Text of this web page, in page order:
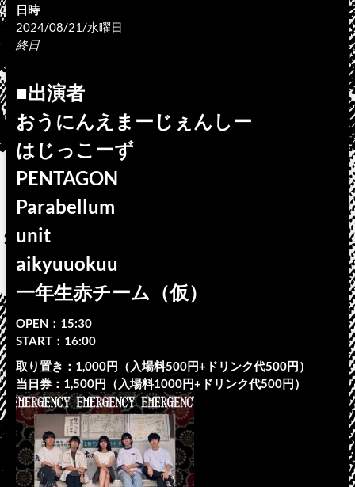
日時
2024/08/21/水曜日
終日
■出演者
おうにんえまーじぇんしー
はじっこーず
PENTAGON
Parabellum
unit
aikyuuokuu
一年生赤チーム（仮）
OPEN：15:30
START：16:00
取り置き：1,000円（入場料500円+ドリンク代500円）
当日券：1,500円（入場料1000円+ドリンク代500円）